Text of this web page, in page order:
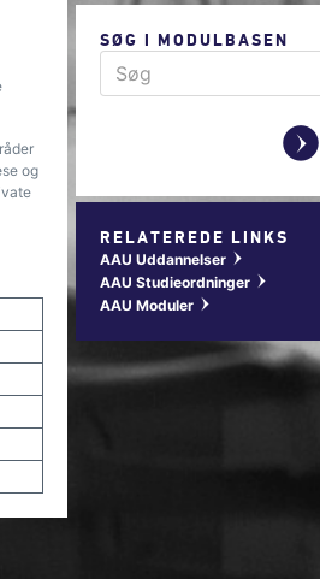
og
SØG I MODULBASEN
y
RELATEREDE LINKS
AAU Uddannelser w
AAU Studieordninger w
AAU Moduler w